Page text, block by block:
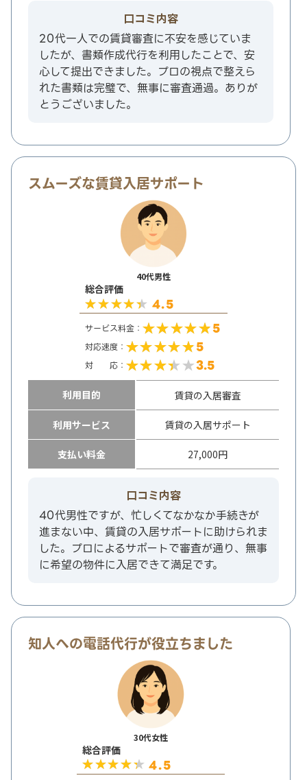
口コミ内容
20代一人での賃貸審査に不安を感じていま
したが、書類作成代行を利用したことで、安
心して提出できました。プロの視点で整えら
れた書類は完璧で、無事に審査通過。ありが
とうございました。
スムーズな賃貸入居サポート
40代男性
総合評価
4.5
サービス料金： 5
対応速度： 5
対 応： 3.5
利用目的 賃貸の入居審査
利用サービス 賃貸の入居サポート
支払い料金 27,000円
口コミ内容
40代男性ですが、忙しくてなかなか手続きが
進まない中、賃貸の入居サポートに助けられま
した。プロによるサポートで審査が通り、無事
に希望の物件に入居できて満足です。
知人への電話代行が役立ちました
30代女性
総合評価
4.5